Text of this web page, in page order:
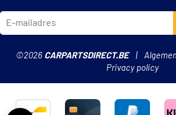
©2026 CARPARTSDIRECT.BE
Privacy policy